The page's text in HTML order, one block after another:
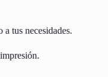
tus necesidades.